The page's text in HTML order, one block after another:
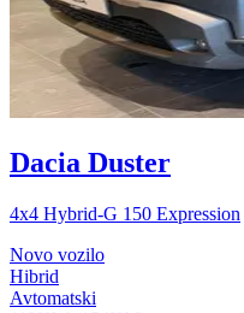
Dacia Duster
4x4 Hybrid-G 150 Expression
Novo vozilo
Hibrid
Avtomatski